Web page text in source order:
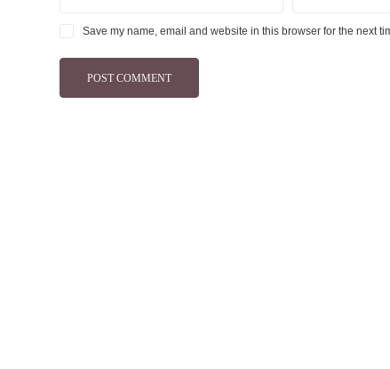
Save my name, email and website in this browser for the next